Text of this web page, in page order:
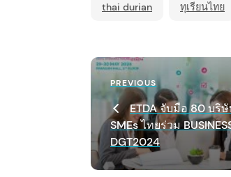
thai durian ทุเรียนไทย
P
o
s
t
Previous
Post
PREVIOUS
ETDA จับมือ 80 บ
SMEs ไทยร่วม
DGT2024